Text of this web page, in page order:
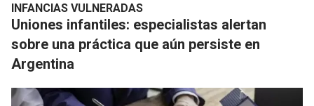
INFANCIAS VULNERADAS
Uniones infantiles: especialistas alertan
sobre una práctica que aún persiste en
Argentina